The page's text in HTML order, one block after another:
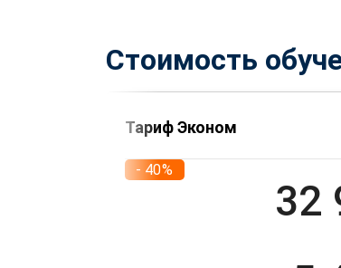
Стоимость
Тариф Эконом
- 40%
32